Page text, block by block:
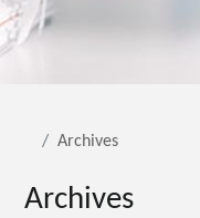
Archives
Archives